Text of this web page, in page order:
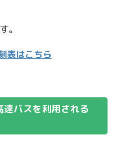
。
表はこちら
バスを利用される